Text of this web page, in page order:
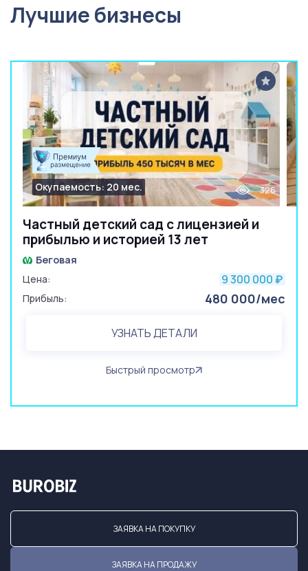
Лучшие бизнесы
Частный детский сад с лицензией и
прибылью и историей 13 лет
Окупаемость: 20 мес. 326
Беговая
Цена:
9 300 000 ₽
Прибыль: 480 000/мес
УЗНАТЬ ДЕТАЛИ
Быстрый просмотр
ЗАЯВКА НА ПОКУПКУ
ЗАЯВКА НА ПРОДАЖУ